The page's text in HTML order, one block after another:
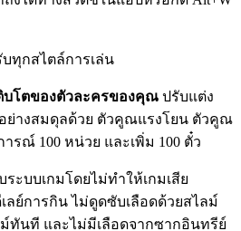
ทุกสไตล์การเล่น
บโตของตัวละครของคุณ ปรับแต่ง
างสมดุลด้วย ตัวคูณแรงโยน ตัวคูณ
รณ์ 100 หน่วย และเพิ่ม 100 ตั๋ว
ระบบเกมโดยไม่ทำให้เกมเสีย
ลย์การกิน ไม่ดูดซับเลือดด้วยสไลม์
ม์ทันที และไม่มีเลือดจากซากอินทรีย์